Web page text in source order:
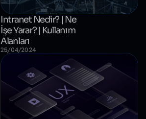
Intranet Nedir? | Ne
İşe Yarar? | Kullanım
Alanları
25/04/2024